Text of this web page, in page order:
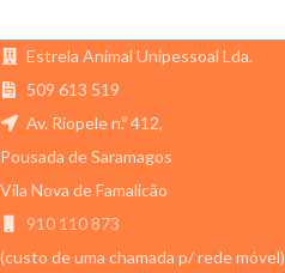
Estrela Animal Unipessoal Lda.
509 613 519
Av. Riopele n.º 412,
Pousada de Saramagos
Vila Nova de Famalicão
910 110 873
(custo de uma chamada p/ rede móvel)